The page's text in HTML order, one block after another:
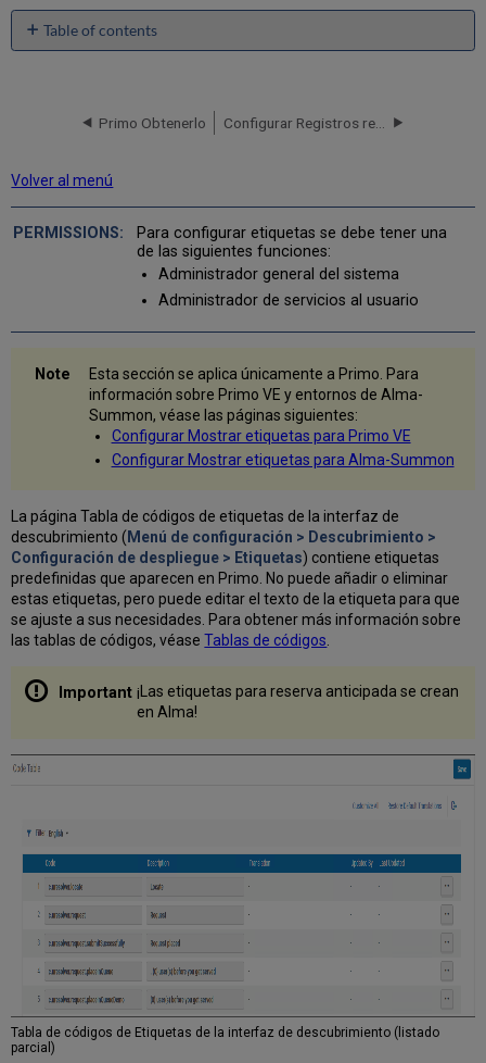
Table of contents
Primo Obtenerlo
Volver al menú
Para configurar etiquetas se debe tener una
de las siguientes funciones:
Administrador general del sistema
Administrador de servicios al usuario
Esta sección se aplica únicamente a Primo. Para
información sobre Primo VE y entornos de Alma-
Summon, véase las páginas siguientes:
Configurar Mostrar etiquetas para Primo VE
Configurar Mostrar etiquetas para Alma-Summon
La página Tabla de códigos de etiquetas de la interfaz de
descubrimiento ( Menú de configuración > Descubrimiento >
Configuración de despliegue > Etiquetas) contiene etiquetas
predefinidas que aparecen en Primo. No puede añadir o eliminar
estas etiquetas, pero puede editar el texto de la etiqueta para que
se ajuste a sus necesidades. Para obtener más información sobre
las tablas de códigos, véaseTablas de códigos
¡Las etiquetas para reserva anticipada se crean
en Alma!
Tabla de códigos de Etiquetas de la interfaz de descubrimiento (listado
parcial)